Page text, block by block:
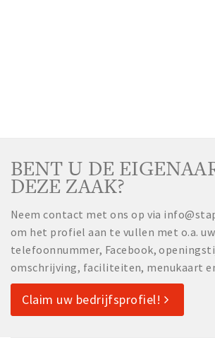
BENT U DE
DEZE ZAAK?
Neem contact met ons op via
om het profiel aan te vullen met o.a.
telefoonnummer, Facebook,
omschrijving, faciliteiten, menukaart
Claim uw bedrijfsprofiel!